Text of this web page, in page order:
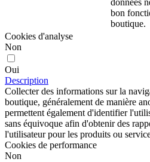
données
bon
boutique.
Cookies d'analyse
Non
Oui
Description
Collecter des informations sur la
boutique, généralement de manière
permettent également d'identifier
sans équivoque afin d'obtenir des
l'utilisateur pour les produits ou
Cookies de performance
Non